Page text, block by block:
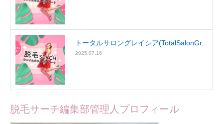
トータルサロングレイシア(TotalSalonGr...
2025.07.16
脱毛サーチ編集部管理人プロフィール